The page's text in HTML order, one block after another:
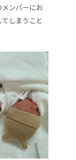
ンバーにお
しまうこと